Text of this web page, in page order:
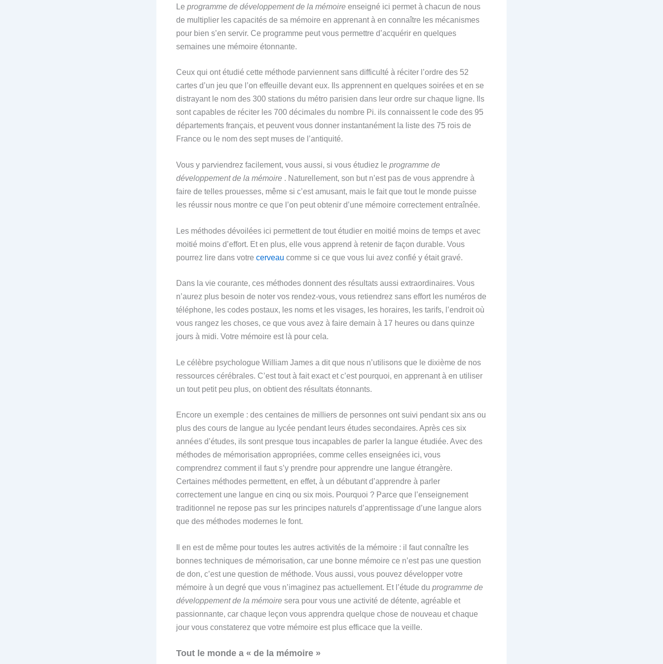
Le programme de développement de la mémoire enseigné ici permet à chacun de nous
de multiplier les capacités de sa mémoire en apprenant à en connaître les mécanismes
pour bien s’en servir. Ce programme peut vous permettre d’acquérir en quelques
semaines une mémoire étonnante.
Ceux qui ont étudié cette méthode parviennent sans difficulté à réciter l’ordre des 52
cartes d’un jeu que l’on effeuille devant eux. Ils apprennent en quelques soirées et en se
distrayant le nom des 300 stations du métro parisien dans leur ordre sur chaque ligne. Ils
sont capables de réciter les 700 décimales du nombre Pi. ils connaissent le code des 95
départements français, et peuvent vous donner instantanément la liste des 75 rois de
France ou le nom des sept muses de l’antiquité.
Vous y parviendrez facilement, vous aussi, si vous étudiez l e programme de
développement de la mémoire . Naturellement, son but n’est pas de vous apprendre à
faire de telles prouesses, même si c’est amusant, mais le fait que tout le monde puisse
les réussir nous montre ce que l’on peut obtenir d’une mémoire correctement entraînée.
Les méthodes dévoilées ici permettent de tout étudier en moitié moins de temps et avec
moitié moins d’effort. Et en plus, elle vous apprend à retenir de façon durable. Vous
pourrez lire dans votre cerveau comme si ce que vous lui avez confié y était gravé.
Dans la vie courante, ces méthodes donnent des résultats aussi extraordinaires. Vous
n’aurez plus besoin de noter vos rendez-vous, vous retiendrez sans effort les numéros de
téléphone, les codes postaux, les noms et les visages, les horaires, les tarifs, l’endroit où
vous rangez les choses, ce que vous avez à faire demain à 17 heures ou dans quinze
jours à midi. Votre mémoire est là pour cela.
Le célèbre psychologue William James a dit que nous n’utilisons que le dixième de nos
ressources cérébrales. C’est tout à fait exact et c’est pourquoi, en apprenant à en utiliser
un tout petit peu plus, on obtient des résultats étonnants.
Encore un exemple : des centaines de milliers de personnes ont suivi pendant six ans ou
plus des cours de langue au lycée pendant leurs études secondaires. Après ces six
années d’études, ils sont presque tous incapables de parler la langue étudiée. Avec des
méthodes de mémorisation appropriées, comme celles enseignées ici, vous
comprendrez comment il faut s’y prendre pour apprendre une langue étrangère.
Certaines méthodes permettent, en effet, à un débutant d’apprendre à parler
correctement une langue en cinq ou six mois. Pourquoi ? Parce que l’enseignement
traditionnel ne repose pas sur les principes naturels d’apprentissage d’une langue alors
que des méthodes modernes le font.
Il en est de même pour toutes les autres activités de la mémoire : il faut connaître les
bonnes techniques de mémorisation, car une bonne mémoire ce n’est pas une question
de don, c’est une question de méthode. Vous aussi, vous pouvez développer votre
mémoire à un degré que vous n’imaginez pas actuellement. Et l’étude du programme de
développement de la mémoire sera pour vous une activité de détente, agréable et
passionnante, car chaque leçon vous apprendra quelque chose de nouveau et chaque
jour vous constaterez que votre mémoire est plus efficace que la veille.
Tout le monde a « de la mémoire »